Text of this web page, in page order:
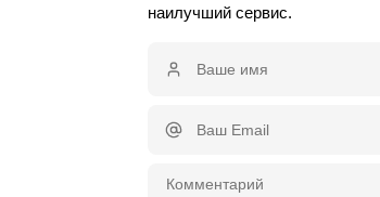
наилучший сервис.